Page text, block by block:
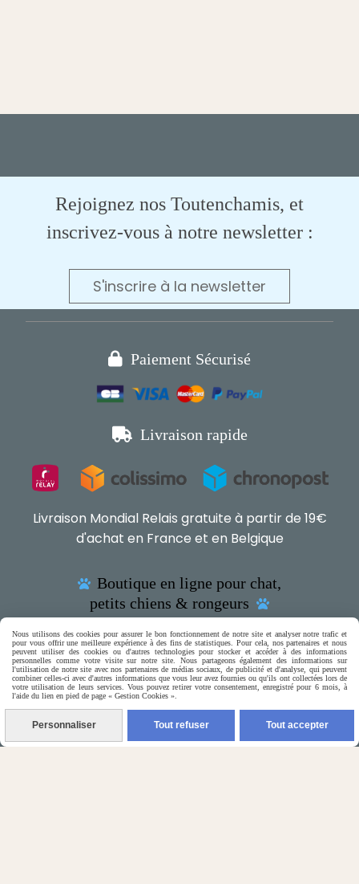
Rejoignez nos Toutenchamis, et
inscrivez-vous à notre newsletter :
S'inscrire à la newsletter
 Paiement Sécurisé
 Livraison rapide
Livraison Mondial Relais gratuite à partir de 19€
d'achat en France et en Belgique
 Boutique en ligne pour chat,
petits chiens & rongeurs

(5) Nos Avis Clients :
Nous utilisons des cookies pour assurer le bon fonctionnement de notre site et analyser notre trafic et
pour vous offrir une meilleure expérience à des fins de statistiques. Pour cela, nos partenaires et nous
peuvent utiliser des cookies ou d'autres technologies pour stocker et accéder à des informations
personnelles comme votre visite sur notre site. Nous partageons également des informations sur
l'utilisation de notre site avec nos partenaires de médias sociaux, de publicité et d'analyse, qui peuvent
combiner celles-ci avec d'autres informations que vous leur avez fournies ou qu'ils ont collectées lors de
votre utilisation de leurs services. Vous pouvez retirer votre consentement, enregistré pour 6 mois, à
l'aide du lien en pied de page « Gestion Cookies ».
Personnaliser Tout refuser Tout accepter